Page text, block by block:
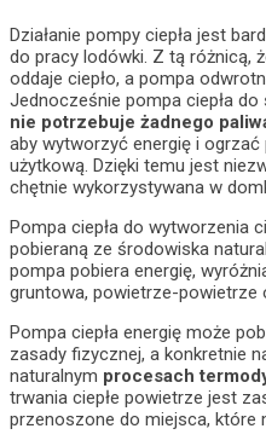
Działanie pompy ciepła jest
do pracy lodówki. Z tą różnicą,
oddaje ciepło, a pompa
Jednocześnie pompa ciepła
nie potrzebuje żadnego
aby wytworzyć energię i
użytkową. Dzięki temu jest
chętnie wykorzystywana w
Pompa ciepła do wytworzenia
pobieraną ze środowiska
pompa pobiera energię,
gruntowa, powietrze-powietrze
Pompa ciepła energię może
zasady fizycznej, a konkretnie
naturalnym procesach
trwania ciepłe powietrze jest
przenoszone do miejsca, które